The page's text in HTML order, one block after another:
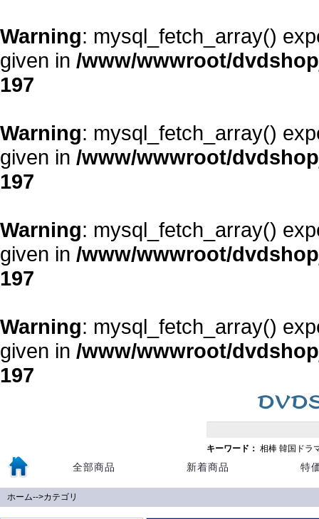
Warning: mysql_fetch_array()
given in /www/wwwroot/
197
Warning: mysql_fetch_array()
given in /www/wwwroot/
197
Warning: mysql_fetch_array()
given in /www/wwwroot/
197
Warning: mysql_fetch_array()
given in /www/wwwroot/
197
キーワード： 相棒 韓国ドラ
全部商品 新着商品 特
ホーム-->カテゴリ